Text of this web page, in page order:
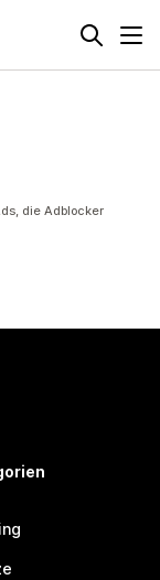
die Adblocker